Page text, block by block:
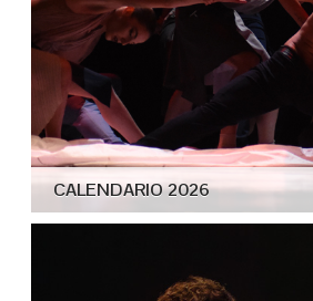
CALENDARIO 2026